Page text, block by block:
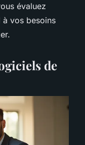
évaluez
à vos besoins
de